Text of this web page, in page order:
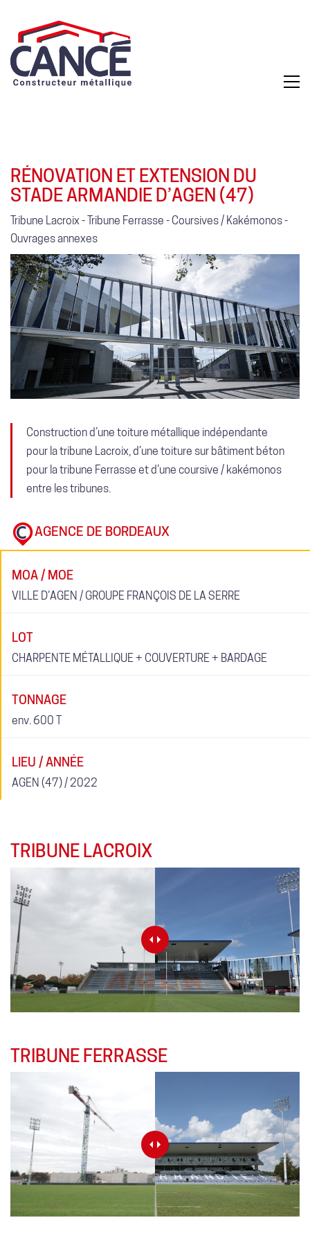
RÉNOVATION ET EXTENSION DU
STADE ARMANDIE D’AGEN (47)
Tribune Lacroix - Tribune Ferrasse - Coursives / Kakémonos -
Ouvrages annexes
Construction d’une toiture métallique indépendante
pour la tribune Lacroix, d’une toiture sur bâtiment béton
pour la tribune Ferrasse et d’une coursive / kakémonos
entre les tribunes.
AGENCE DE BORDEAUX
MOA / MOE
VILLE D’AGEN / GROUPE FRANÇOIS DE LA SERRE
LOT
CHARPENTE MÉTALLIQUE + COUVERTURE + BARDAGE
TONNAGE
env. 600 T
LIEU / ANNÉE
AGEN (47) / 2022
TRIBUNE LACROIX
TRIBUNE FERRASSE